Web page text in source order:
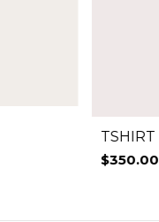
TSHIRT
$350.00